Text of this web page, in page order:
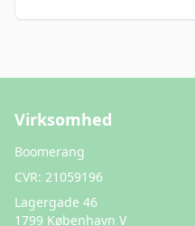
Virksomhed
Boomerang
CVR: 21059196
Lagergade 46
1799 København V